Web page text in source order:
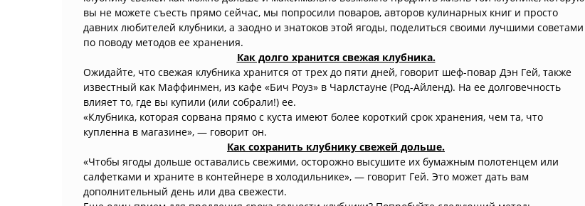
вы не можете съесть прямо сейчас, мы попросили поваров, авторов кулинарных книг и просто
давних любителей клубники, а заодно и знатоков этой ягоды, поделиться своими лучшими советами
по поводу методов ее хранения.
Как долго хранится свежая клубника.
Ожидайте, что свежая клубника хранится от трех до пяти дней, говорит шеф-повар Дэн Гей, также
известный как Маффинмен, из кафе «Бич Роуз» в Чарлстауне (Род-Айленд). На ее долговечность
влияет то, где вы купили (или собрали!) ее.
«Клубника, которая сорвана прямо с куста имеют более короткий срок хранения, чем та, что
купленна в магазине», — говорит он.
Как сохранить клубнику свежей дольше.
«Чтобы ягоды дольше оставались свежими, осторожно высушите их бумажным полотенцем или
салфетками и храните в контейнере в холодильнике», — говорит Гей. Это может дать вам
дополнительный день или два свежести.